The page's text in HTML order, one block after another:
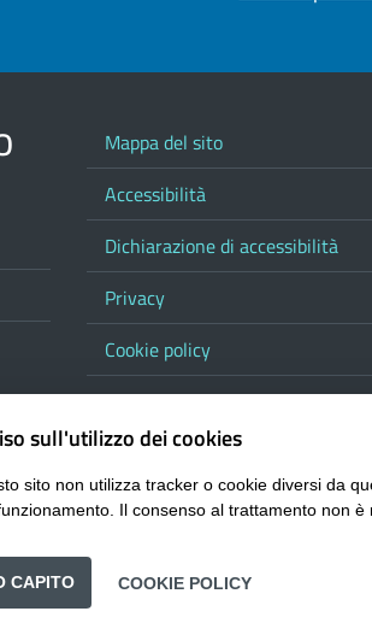
Mappa del sito
Accessibilità
Dichiarazione di accessibilità
Privacy
Cookie policy
Note legali
Contatta la Provincia
Responsabile del procedimento
sull'utilizzo dei cookies
sito non utilizza tracker o cookie diversi da
Il consenso al trattamento non è
CAPITO COOKIE POLICY